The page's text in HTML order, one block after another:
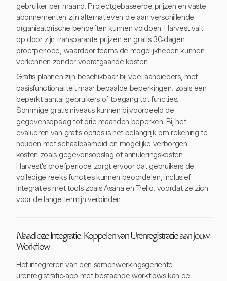
gebruiker per maand. Projectgebaseerde prijzen en vaste
abonnementen zijn alternatieven die aan verschillende
organisatorische behoeften kunnen voldoen. Harvest valt
op door zijn transparante prijzen en gratis 30-dagen
proefperiode, waardoor teams de mogelijkheden kunnen
verkennen zonder voorafgaande kosten.
Gratis plannen zijn beschikbaar bij veel aanbieders, met
basisfunctionaliteit maar bepaalde beperkingen, zoals een
beperkt aantal gebruikers of toegang tot functies.
Sommige gratis niveaus kunnen bijvoorbeeld de
gegevensopslag tot drie maanden beperken. Bij het
evalueren van gratis opties is het belangrijk om rekening te
houden met schaalbaarheid en mogelijke verborgen
kosten zoals gegevensopslag of annuleringskosten.
Harvest's proefperiode zorgt ervoor dat gebruikers de
volledige reeks functies kunnen beoordelen, inclusief
integraties met tools zoals Asana en Trello, voordat ze zich
voor de lange termijn verbinden.
Naadloze Integratie: Koppelen van Urenregistratie aan Jouw
Workflow
Het integreren van een samenwerkingsgerichte
urenregistratie-app met bestaande workflows kan de